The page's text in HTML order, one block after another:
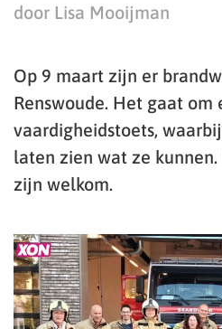
door Lisa Mooijman
Op 9 maart zijn er
Renswoude. Het gaat om
vaardigheidstoets,
laten zien wat ze
zijn welkom.